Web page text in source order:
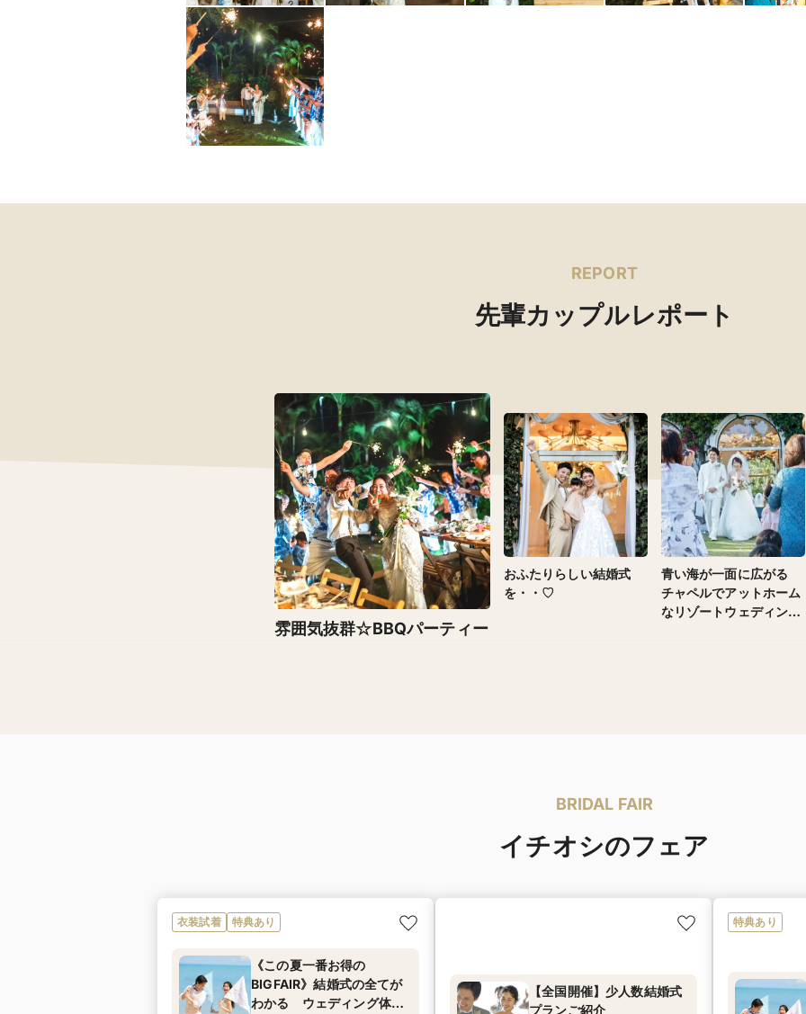
REPORT
先輩カップルレポート
雰囲気抜群☆BBQパーティー
おふたりらしい結婚式
を・・♡
青い海が一面に広がる
チャペルでアットホーム
なリゾートウェディン
BRIDAL FAIR
イチオシのフェア
衣装試着 特典あり
《この夏一番お得の
BIGFAIR》結婚式の全てが
わかる ウェディング体験
【全国開催】少人数結婚式
プランご紹介
特典あり